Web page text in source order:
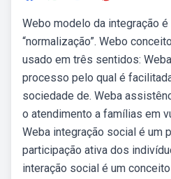
Webo modelo da integração
“normalização”. Webo
usado em três sentidos:
processo pelo qual é
sociedade de. Weba
o atendimento a famílias em
Weba integração social é um
participação ativa dos
interação social é um